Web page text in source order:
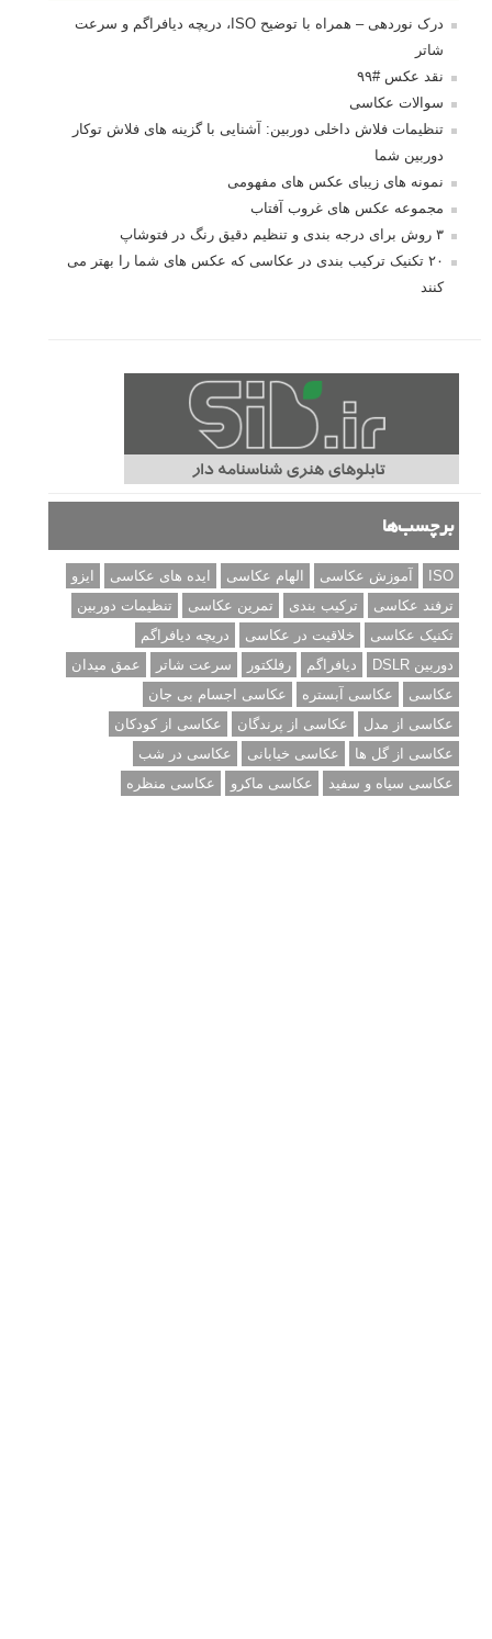
درک نوردهی – همراه با توضیح ISO، دریچه دیافراگم و سرعت
شاتر
نقد عکس #۹۹
سوالات عکاسی
تنظیمات فلاش داخلی دوربین: آشنایی با گزینه های فلاش توکار
دوربین شما
نمونه های زیبای عکس های مفهومی
مجموعه عکس های غروب آفتاب
۳ روش برای درجه بندی و تنظیم دقیق رنگ در فتوشاپ
۲۰ تکنیک ترکیب بندی در عکاسی که عکس های شما را بهتر می
کنند
برچسب‌ها
ISO آموزش عکاسی الهام عکاسی ایده های عکاسی
ایزو
ترفند عکاسی
ترکیب بندی تمرین عکاسی
تنظیمات دوربین
تکنیک عکاسی
خلاقیت در عکاسی
دریچه دیافراگم
دوربین DSLR
دیافراگم رفلکتور سرعت شاتر
عمق میدان
عکاسی
عکاسی آبستره
عکاسی اجسام بی جان
عکاسی از مدل
عکاسی از پرندگان
عکاسی از کودکان
عکاسی از گل ها
عکاسی خیابانی
عکاسی در شب
عکاسی سیاه و سفید
عکاسی ماکرو
عکاسی منظره